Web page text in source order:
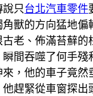
只台北汽車零件
獸的方向猛地
老、佈滿苔蘚
間吞噬了何手殘
，他的車子竟
緊從車窗探